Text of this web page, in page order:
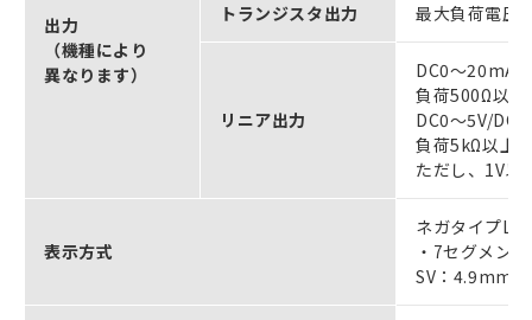
出力
（機種により
異なります）
トランジスタ出力 最大負荷電圧
リニア出力
DC0～20mA/
負荷500Ω以
DC0～5V/
負荷5kΩ以上
ただし、1V
表示方式
ネガタイプ
・7セグメン
SV：4.9mm